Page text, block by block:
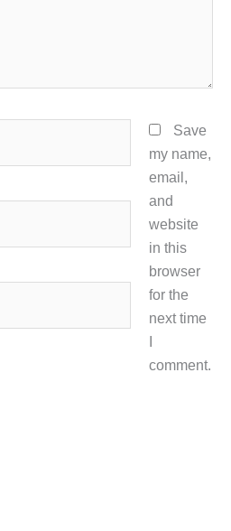
Save
my name,
email,
and
website
in this
browser
for the
next time
comment.